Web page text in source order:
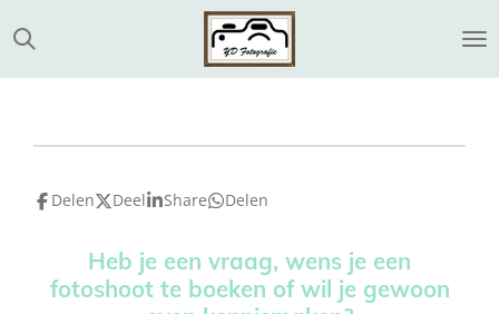
direct
naar
Delen Deel Share Delen
Heb je een vraag, wens je een
fotoshoot te boeken of wil je gewoon